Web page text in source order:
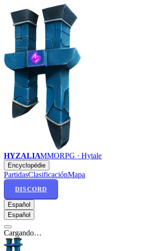
HYZALIAMMORPG · Hytale
Encyclopédie
PartidasClasificaciónMapa
DISCORD
Español
Español
Cargando…